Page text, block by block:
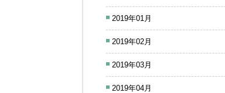
2019年01月
2019年02月
2019年03月
2019年04月